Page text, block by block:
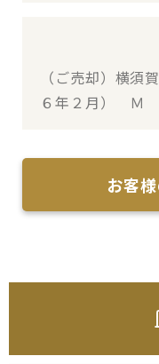
（ご売却）横須
６年２月）
お客